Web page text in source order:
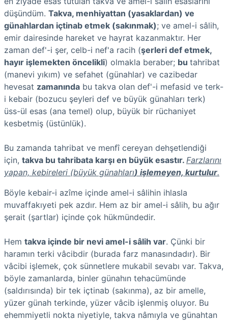
düşündüm. Takva, menhiyattan (yasaklardan) ve
günahlardan içtinab etmek (sakınmak); ve amel-i sâlih,
emir dairesinde hareket ve hayrat kazanmaktır. Her
zaman def'-i şer, celb-i nef'a racih (şerleri def etmek,
hayır işlemekten öncelikli) olmakla beraber; bu tahribat
(manevi yıkım) ve sefahet (günahlar) ve cazibedar
hevesat zamanında bu takva olan def'-i mefasid ve terk-
i kebair (bozucu şeyleri def ve büyük günahları terk)
üss-ül esas (ana temel) olup, büyük bir rüchaniyet
kesbetmiş (üstünlük).
Bu zamanda tahribat ve menfî cereyan dehşetlendiği
için, takva bu tahribata karşı en büyük esastır. Farzlarını
yapan, kebireleri (büyük günahları) işlemeyen, kurtulur.
Böyle kebair-i azîme içinde amel-i sâlihin ihlasla
muvaffakıyeti pek azdır. Hem az bir amel-i sâlih, bu ağır
şerait (şartlar) içinde çok hükmündedir.
Hem takva içinde bir nevi amel-i sâlih var. Çünki bir
haramın terki vâcibdir (burada farz manasındadır). Bir
vâcibi işlemek, çok sünnetlere mukabil sevabı var. Takva,
böyle zamanlarda, binler günahın tehacümünde
(saldırısında) bir tek içtinab (sakınma), az bir amelle,
yüzer günah terkinde, yüzer vâcib işlenmiş oluyor. Bu
ehemmiyetli nokta niyetiyle, takva nâmıyla ve günahtan